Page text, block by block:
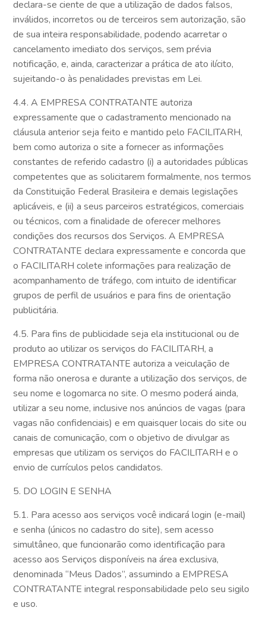
declara-se ciente de que a utilização de dados falsos,
inválidos, incorretos ou de terceiros sem autorização, são
de sua inteira responsabilidade, podendo acarretar o
cancelamento imediato dos serviços, sem prévia
notificação, e, ainda, caracterizar a prática de ato ilícito,
sujeitando-o às penalidades previstas em Lei.
4.4. A EMPRESA CONTRATANTE autoriza
expressamente que o cadastramento mencionado na
cláusula anterior seja feito e mantido pelo FACILITARH,
bem como autoriza o site a fornecer as informações
constantes de referido cadastro (i) a autoridades públicas
competentes que as solicitarem formalmente, nos termos
da Constituição Federal Brasileira e demais legislações
aplicáveis, e (ii) a seus parceiros estratégicos, comerciais
ou técnicos, com a finalidade de oferecer melhores
condições dos recursos dos Serviços. A EMPRESA
CONTRATANTE declara expressamente e concorda que
o FACILITARH colete informações para realização de
acompanhamento de tráfego, com intuito de identificar
grupos de perfil de usuários e para fins de orientação
publicitária.
4.5. Para fins de publicidade seja ela institucional ou de
produto ao utilizar os serviços do FACILITARH, a
EMPRESA CONTRATANTE autoriza a veiculação de
forma não onerosa e durante a utilização dos serviços, de
seu nome e logomarca no site. O mesmo poderá ainda,
utilizar a seu nome, inclusive nos anúncios de vagas (para
vagas não confidenciais) e em quaisquer locais do site ou
canais de comunicação, com o objetivo de divulgar as
empresas que utilizam os serviços do FACILITARH e o
envio de currículos pelos candidatos.
5. DO LOGIN E SENHA
5.1. Para acesso aos serviços você indicará login (e-mail)
e senha (únicos no cadastro do site), sem acesso
simultâneo, que funcionarão como identificação para
acesso aos Serviços disponíveis na área exclusiva,
denominada “Meus Dados”, assumindo a EMPRESA
CONTRATANTE integral responsabilidade pelo seu sigilo
e uso.